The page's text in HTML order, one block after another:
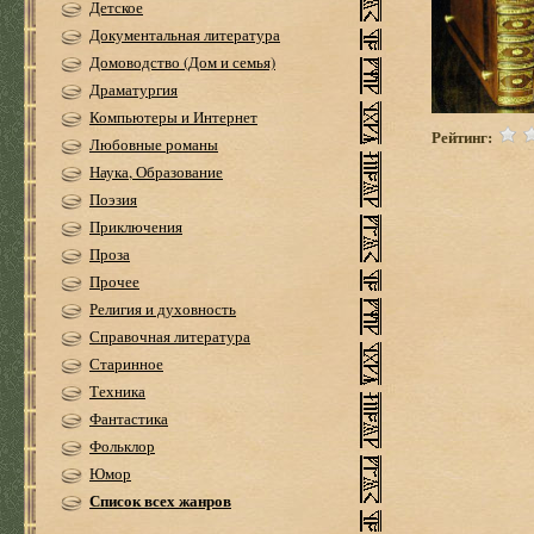
Детское
Документальная литература
Домоводство (Дом и семья)
Драматургия
Компьютеры и Интернет
Любовные романы
Наука, Образование
Поэзия
Приключения
Проза
Прочее
Религия и духовность
Справочная литература
Старинное
Техника
Фантастика
Фольклор
Юмор
Список всех жанров
Рейтинг: